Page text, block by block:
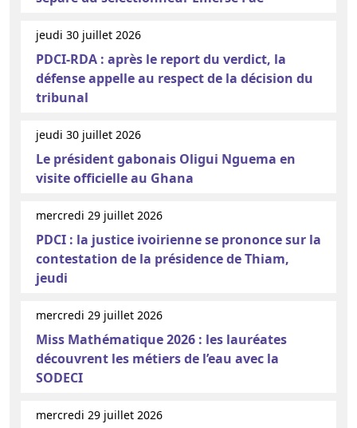
jeudi 30 juillet 2026
PDCI-RDA : après le report du verdict, la
défense appelle au respect de la décision du
tribunal
jeudi 30 juillet 2026
Le président gabonais Oligui Nguema en
visite officielle au Ghana
mercredi 29 juillet 2026
PDCI : la justice ivoirienne se prononce sur la
contestation de la présidence de Thiam,
jeudi
mercredi 29 juillet 2026
Miss Mathématique 2026 : les lauréates
découvrent les métiers de l’eau avec la
SODECI
mercredi 29 juillet 2026